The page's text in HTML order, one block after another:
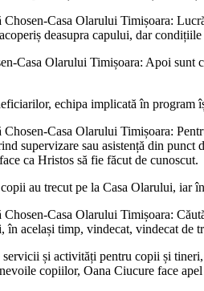
Casa Olarului Timișoara:
deasupra capului, dar
Casa Olarului Timișoara: Apoi sunt
echipa implicată în program
Casa Olarului Timișoara:
supervizare sau asistență din
ca Hristos să fie făcut de cunoscut.
au trecut pe la Casa Olarului, iar
Casa Olarului Timișoara:
în același timp, vindecat, vindecat
și activități pentru copii și
copiilor, Oana Ciucure face